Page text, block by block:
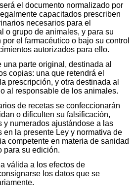
el documento normalizado por
capacitados prescriben
necesarios para el
o grupo de animales, y para su
el farmacéutico o bajo su control
autorizados para ello.
una parte original, destinada al
copias: una que retendrá el
prescripción, y otra destinada al
al responsable de los animales.
de recetas se confeccionarán
o dificulten su falsificación,
y numerados ajustándose a las
la presente Ley y normativa de
competente en materia de sanidad
para su edición.
válida a los efectos de
los datos que se